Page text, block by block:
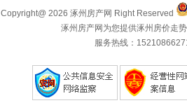
Copyright@ 2026 涿州房产网 Right Reserved
涿州房产网为您提供涿州房价走
服务热线：